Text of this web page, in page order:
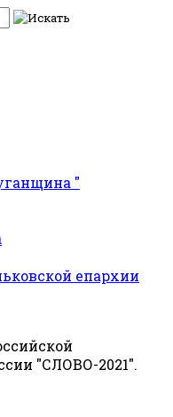
"
епархии
"СЛОВО-2021".